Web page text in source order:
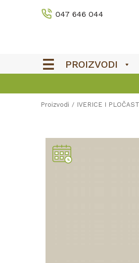
047 646 044
PROIZVODI
Proizvodi IVERICE I